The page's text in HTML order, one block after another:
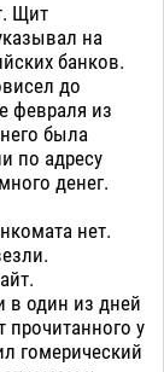
Щит
на
банков.
до
февраля из
была
по адресу
денег.
нет.
в один из дней
прочитанного у
гомерический